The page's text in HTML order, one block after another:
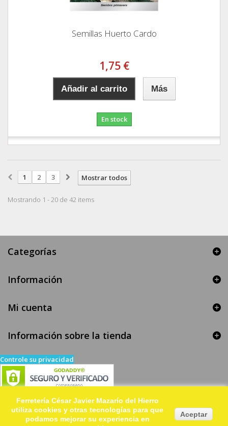
Semillas Huerto Cardo
1,75 €
Añadir al carrito Más
En stock
Mostrar todos
1 2 3
Mostrando 1 - 20 de 42 items
Categorías
Información
Mi cuenta
Información sobre la tienda
Ferretería César Javier Mazarío del Hierro
utiliza cookies y otras tecnologías para que
podamos mejorar su experiencia en
Aceptar
Controle su privacidad